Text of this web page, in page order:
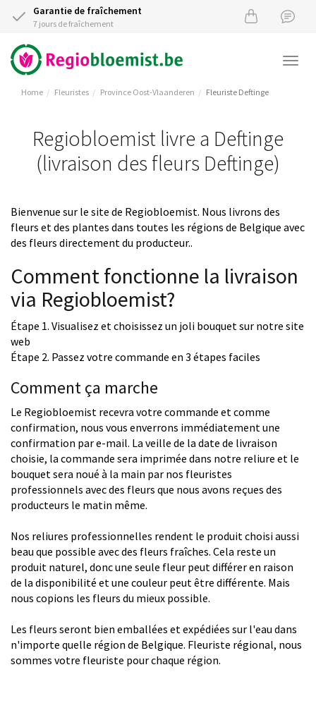
Garantie de fraîchement
7 jours de fraîchement
Home Fleuristes Province Oost-Vlaanderen Fleuriste Deftinge
Regiobloemist livre a Deftinge
(livraison des fleurs Deftinge)
Bienvenue sur le site de Regiobloemist. Nous livrons des
fleurs et des plantes dans toutes les régions de Belgique avec
des fleurs directement du producteur..
Comment fonctionne la livraison
via Regiobloemist?
Étape 1. Visualisez et choisissez un joli bouquet sur notre site
web
Étape 2. Passez votre commande en 3 étapes faciles
Comment ça marche
Le Regiobloemist recevra votre commande et comme
confirmation, nous vous enverrons immédiatement une
confirmation par e-mail. La veille de la date de livraison
choisie, la commande sera imprimée dans notre reliure et le
bouquet sera noué à la main par nos fleuristes
professionnels avec des fleurs que nous avons reçues des
producteurs le matin même.
Nos reliures professionnelles rendent le produit choisi aussi
beau que possible avec des fleurs fraîches. Cela reste un
produit naturel, donc une seule fleur peut différer en raison
de la disponibilité et une couleur peut être différente. Mais
nous copions les fleurs du mieux possible.
Les fleurs seront bien emballées et expédiées sur l'eau dans
n'importe quelle région de Belgique. Fleuriste régional, nous
sommes votre fleuriste pour chaque région.